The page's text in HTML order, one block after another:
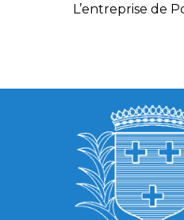
L’entreprise de